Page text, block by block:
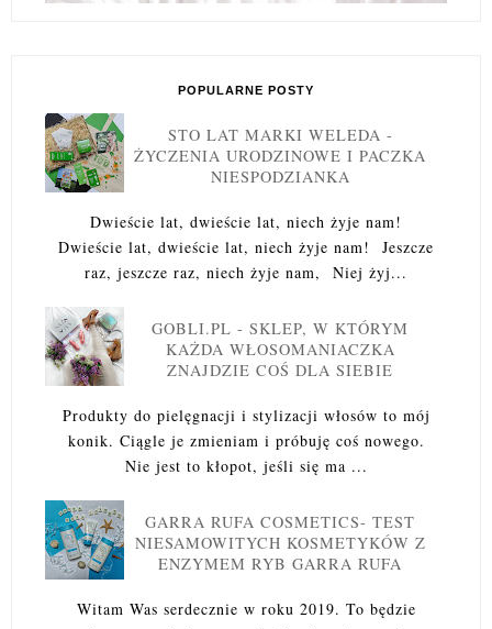
POPULARNE POSTY
STO LAT MARKI WELEDA -
ŻYCZENIA URODZINOWE I PACZKA
NIESPODZIANKA
Dwieście lat, dwieście lat, niech żyje nam!
Dwieście lat, dwieście lat, niech żyje nam! Jeszcze
raz, jeszcze raz, niech żyje nam, Niej żyj...
GOBLI.PL - SKLEP, W KTÓRYM
KAŻDA WŁOSOMANIACZKA
ZNAJDZIE COŚ DLA SIEBIE
Produkty do pielęgnacji i stylizacji włosów to mój
konik. Ciągle je zmieniam i próbuję coś nowego.
Nie jest to kłopot, jeśli się ma ...
GARRA RUFA COSMETICS- TEST
NIESAMOWITYCH KOSMETYKÓW Z
ENZYMEM RYB GARRA RUFA
Witam Was serdecznie w roku 2019. To będzie